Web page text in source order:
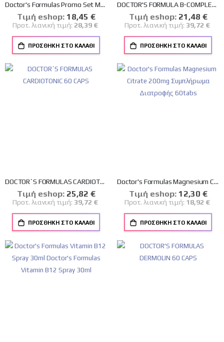
Doctor's Formulas Promo Set Magnesium Formula 120tabs + Δώρο Magnesium Formula 60tabs
Tιμή eshop: Ειδική
Τιμή
18,45 €
Προτ. λιανική τιμή: 28,39 €
ΠΡΟΣΘΉΚΗ ΣΤΟ ΚΑΛΆΘΙ
DOCTOR'S FORMULA B-COMPLEX FORMULA 120TABS
Tιμή eshop: Ειδική
Τιμή
21,48 €
Προτ. λιανική τιμή: 39,72 €
ΠΡΟΣΘΉΚΗ ΣΤΟ ΚΑΛΆΘΙ
DOCTOR`S FORMULAS CARDIOTONIC 60 CAPS
Tιμή eshop: Ειδική
Τιμή
25,82 €
Προτ. λιανική τιμή: 39,72 €
ΠΡΟΣΘΉΚΗ ΣΤΟ ΚΑΛΆΘΙ
Doctor's Formulas Magnesium Citrate 200mg Συμπλήρωμα Διατροφής 60tabs
Tιμή eshop: Ειδική
Τιμή
12,30 €
Προτ. λιανική τιμή: 18,92 €
ΠΡΟΣΘΉΚΗ ΣΤΟ ΚΑΛΆΘΙ